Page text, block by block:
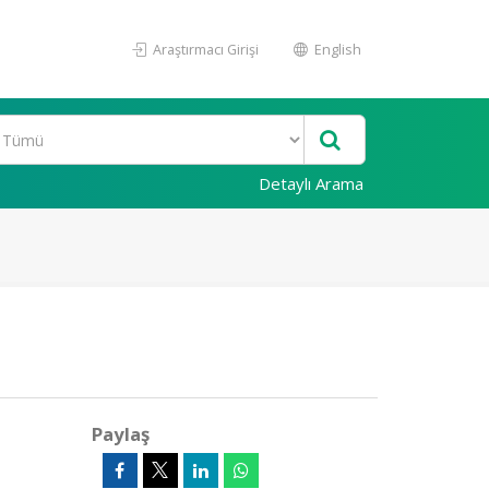
Araştırmacı Girişi English
Detaylı Arama
Paylaş